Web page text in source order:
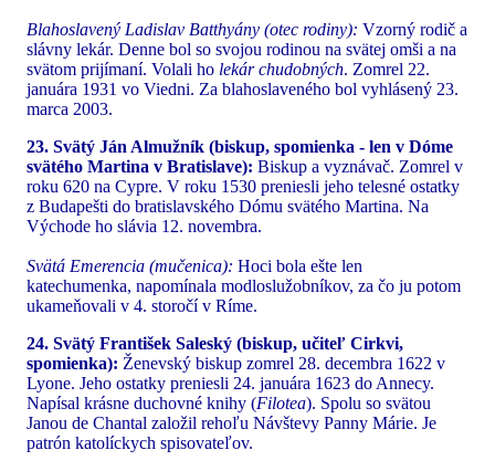
Blahoslavený Ladislav Batthyány (otec rodiny): Vzorný rodič a
slávny lekár. Denne bol so svojou rodinou na svätej omši a na
svätom prijímaní. Volali ho lekár chudobných. Zomrel 22.
januára 1931 vo Viedni. Za blahoslaveného bol vyhlásený 23.
marca 2003.
23. Svätý Ján Almužník (biskup, spomienka - len v Dóme
svätého Martina v Bratislave): Biskup a vyznávač. Zomrel v
roku 620 na Cypre. V roku 1530 preniesli jeho telesné ostatky
z Budapešti do bratislavského Dómu svätého Martina. Na
Východe ho slávia 12. novembra.
Svätá Emerencia (mučenica): Hoci bola ešte len
katechumenka, napomínala modloslužobníkov, za čo ju potom
ukameňovali v 4. storočí v Ríme.
24. Svätý František Saleský (biskup, učiteľ Cirkvi,
spomienka): Ženevský biskup zomrel 28. decembra 1622 v
Lyone. Jeho ostatky preniesli 24. januára 1623 do Annecy.
Napísal krásne duchovné knihy (Filotea). Spolu so svätou
Janou de Chantal založil rehoľu Návštevy Panny Márie. Je
patrón katolíckych spisovateľov.